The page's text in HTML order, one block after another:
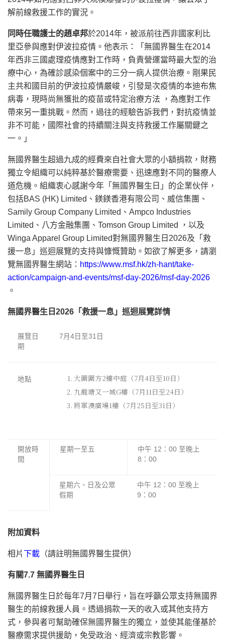
解前線救援工作的實況。
同時任職護士的趙卓邦於2014年，被派前往西非國家利比
里亞參與應對伊波拉疫情。他表示：「無國界醫生在2014
年西非三國處理疫情應對工作時，負責營運當時最大型的治
療中心，為確診感染個案中的三分一病人提供治療。剛果民
主共和國目前的伊波拉疫情嚴峻，引發是次疫情的本迪布焦
病毒，現時尚無獲批的疫苗或特定治療方法 ，為應對工作
帶來另一重挑戰。然而，過往的經驗告訴我們，對抗疫情並
非不可能，國際社會的持續關注與支持救援工作屬關鍵之
一。」
無國界醫生超過九成的經費來自社會大眾的小額捐款，財務
獨立令組織可以純粹基於醫療需要、迅速應對不同的醫療人
道危機。 組織衷心感謝今年「無國界醫生日」的企業伙伴，
包括BAS (HK) Limited、鎂鎂香港有限公司、威信集團、
Samily Group Company Limited、Ampco Industries
Limited、八方金融集團、Tomson Group Limited ，以及
Winga Apparel Group Limited對無國界醫生日2026及「救
援一息」巡迴展覽的支持與慷慨贊助。 如欲了解更多，請瀏
覽無國界醫生網站： https://www.msf.hk/zh-hant/take-
action/campaign-and-events/msf-day-2026/msf-day-2026
。
無國界醫生日2026「救援一息」巡迴展覽詳情
展覽日
期
7月4日至31日
地點
大圍圍方2樓中庭（7月4日至10日）
九龍塘又一城G樓（7月11日至24日）
將軍澳廣場1樓（7月25日至31日）
開放時
間
星期一至五
中午 12：00 至晚上
8：00
星期六、日及公眾
假期
中午 12：00 至晚上
9：00
附加資料
相片下載 （請註明無國界醫生提供）
有關7.7 無國界醫生日
無國界醫生日於每年7月7日舉行，旨在呼籲公眾支持無國界
醫生的前線救援人員。透過捐款一天的收入或其他支持方
式，參與者可幫助確保無國界醫生的獨立，並使其能僅基於
醫療需求提供援助，免受政治、經濟或宗教影響。